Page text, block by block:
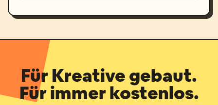
Für Kreative gebaut.
Für immer kostenlos.